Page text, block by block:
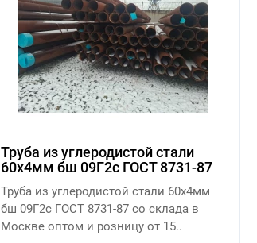
Труба из углеродистой стали
60х4мм бш 09Г2с ГОСТ 8731-87
Труба из углеродистой стали 60х4мм
бш 09Г2с ГОСТ 8731-87 со склада в
Москве оптом и розницу от 15..